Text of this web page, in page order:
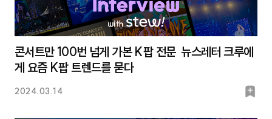
콘서트만 100번 넘게 가본 K팝 전문 뉴스레터 크루에
게 요즘 K팝 트렌드를 묻다
2024.03.14
북